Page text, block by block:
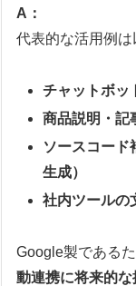
A：
代表的な活用例は
チャットボッ
商品説明・記
ソースコード
生成）
社内ツールの
Google製であるた
動連携に将来的